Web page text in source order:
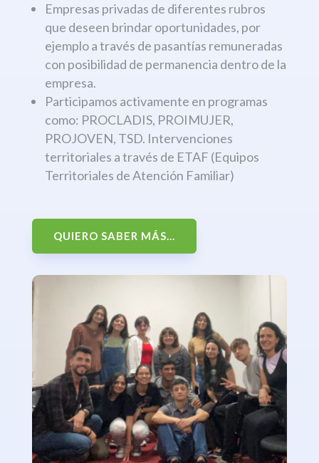
Empresas privadas de diferentes rubros
que deseen brindar oportunidades, por
ejemplo a través de pasantías remuneradas
con posibilidad de permanencia dentro de la
empresa.
Participamos activamente en programas
como: PROCLADIS, PROIMUJER,
PROJOVEN, TSD. Intervenciones
territoriales a través de ETAF (Equipos
Territoriales de Atención Familiar)
QUIERO SABER MÁS...